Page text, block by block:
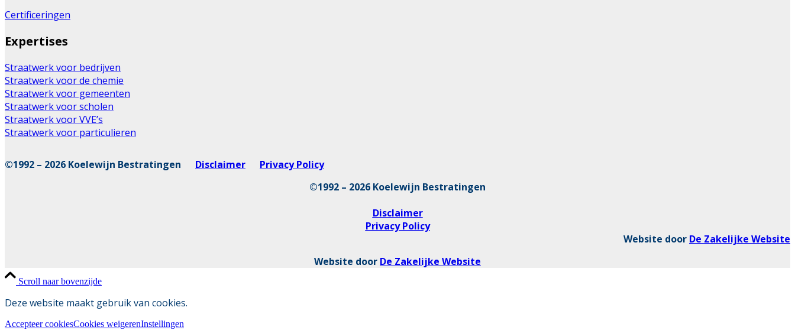
Certificeringen
Expertises
Straatwerk voor bedrijven
Straatwerk voor de chemie
Straatwerk voor gemeenten
Straatwerk voor scholen
Straatwerk voor VVE’s
Straatwerk voor particulieren
©1992 – 2026 Koelewijn Bestratingen Disclaimer
Privacy Policy
©1992 – 2026 Koelewijn Bestratingen
Disclaimer
Privacy Policy
Website door De Zakelijke Website
Website door De Zakelijke Website
Scroll naar bovenzijde
Deze website maakt gebruik van cookies.
Accepteer cookiesCookies weigerenInstellingen